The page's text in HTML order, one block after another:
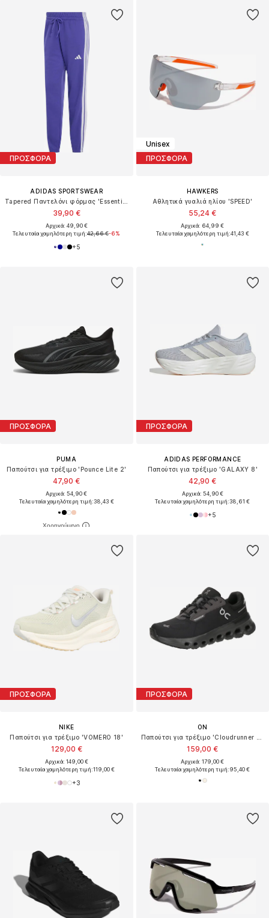
ΠΡΟΣΦΟΡΑ
ADIDAS SPORTSWEAR
Tapered Παντελόνι φόρμας 'Essentials'
39,90 €
Αρχικά: 49,90 €
Τελευταία χαμηλότερη τιμή:42,66 €-6%
+5
Unisex
ΠΡΟΣΦΟΡΑ
HAWKERS
Αθλητικά γυαλιά ηλίου 'SPEED'
55,24 €
Αρχικά: 64,99 €
Τελευταία χαμηλότερη τιμή:41,43 €
ΠΡΟΣΦΟΡΑ
PUMA
Παπούτσι για τρέξιμο 'Pounce Lite 2'
47,90 €
Αρχικά: 54,90 €
Τελευταία χαμηλότερη τιμή:38,43 €
ΠΡΟΣΦΟΡΑ
ADIDAS PERFORMANCE
Παπούτσι για τρέξιμο 'GALAXY 8'
42,90 €
Αρχικά: 54,90 €
Τελευταία χαμηλότερη τιμή:38,61 €
+5
ΠΡΟΣΦΟΡΑ
NIKE
Παπούτσι για τρέξιμο 'VOMERO 18'
129,00 €
Αρχικά: 149,00 €
Τελευταία χαμηλότερη τιμή:119,00 €
+3
ΠΡΟΣΦΟΡΑ
ON
Παπούτσι για τρέξιμο 'Cloudrunner 2 Waterproof'
159,00 €
Αρχικά: 179,00 €
Τελευταία χαμηλότερη τιμή:95,40 €